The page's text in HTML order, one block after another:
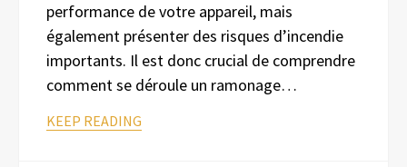
performance de votre appareil, mais
également présenter des risques d’incendie
importants. Il est donc crucial de comprendre
comment se déroule un ramonage…
KEEP READING